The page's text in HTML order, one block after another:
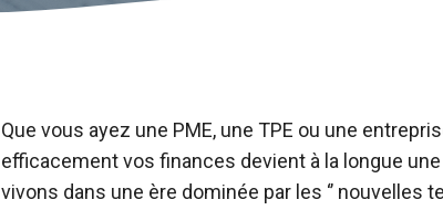
Que vous ayez une PME, une TPE ou une
efficacement vos finances devient à la longue
vivons dans une ère dominée par les ‘’ nouvelles